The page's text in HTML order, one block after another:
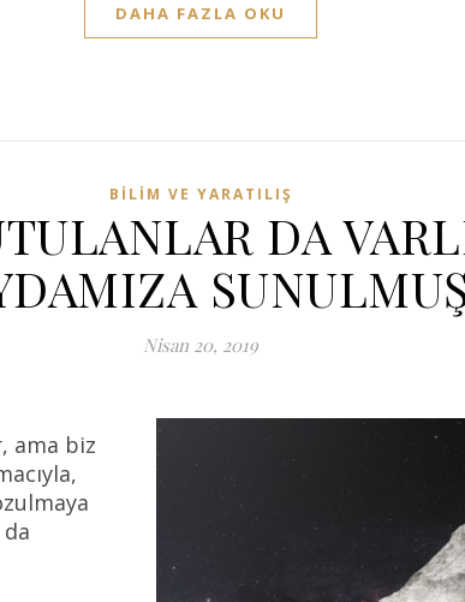
DAHA FAZLA OKU
BILIM VE YARATILIŞ
DA
Nisan 20, 2019
ama biz